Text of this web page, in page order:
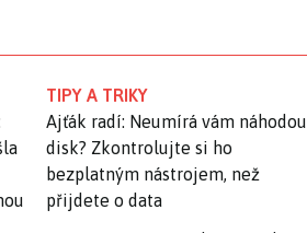
TIPY A TRIKY
Ajťák radí: Neumírá vám náhodou
disk? Zkontrolujte si ho
bezplatným nástrojem, než
přijdete o data